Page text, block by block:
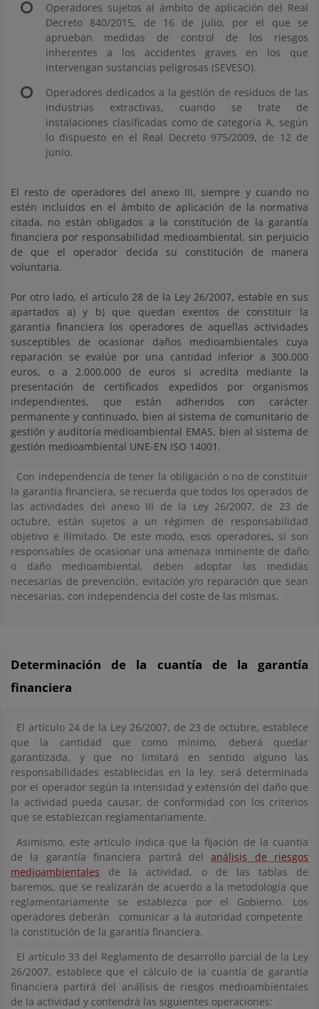
Operadores sujetos al ámbito de aplicación del Real
Decreto 840/2015, de 16 de julio, por el que se
aprueban medidas de control de los riesgos
inherentes a los accidentes graves en los que
intervengan sustancias peligrosas (SEVESO).
Operadores dedicados a la gestión de residuos de las
industrias extractivas, cuando se trate de
instalaciones clasificadas como de categoría A, según
lo dispuesto en el Real Decreto 975/2009, de 12 de
junio.
El resto de operadores del anexo III, siempre y cuando no
estén incluidos en el ámbito de aplicación de la normativa
citada, no están obligados a la constitución de la garantía
financiera por responsabilidad medioambiental, sin perjuicio
de que el operador decida su constitución de manera
voluntaria.
Por otro lado, el artículo 28 de la Ley 26/2007, estable en sus
apartados a) y b) que quedan exentos de constituir la
garantía financiera los operadores de aquellas actividades
susceptibles de ocasionar daños medioambientales cuya
reparación se evalúe por una cantidad inferior a 300.000
euros, o a 2.000.000 de euros si acredita mediante la
presentación de certificados expedidos por organismos
independientes, que están adheridos con carácter
permanente y continuado, bien al sistema de comunitario de
gestión y auditoría medioambiental EMAS, bien al sistema de
gestión medioambiental UNE-EN ISO 14001.
Con independencia de tener la obligación o no de constituir
la garantía financiera, se recuerda que todos los operados de
las actividades del anexo III de la Ley 26/2007, de 23 de
octubre, están sujetos a un régimen de responsabilidad
objetivo e ilimitado. De este modo, esos operadores, si son
responsables de ocasionar una amenaza inminente de daño
o daño medioambiental, deben adoptar las medidas
necesarias de prevención, evitación y/o reparación que sean
necesarias, con independencia del coste de las mismas.
Determinación de la cuantía de la garantía
financiera
El artículo 24 de la Ley 26/2007, de 23 de octubre, establece
que la cantidad que como mínimo, deberá quedar
garantizada, y que no limitará en sentido alguno las
responsabilidades establecidas en la ley, será determinada
por el operador según la intensidad y extensión del daño que
la actividad pueda causar, de conformidad con los criterios
que se establezcan reglamentariamente.
Asimismo, este artículo indica que la fijación de la cuantía
de la garantía financiera partirá delanálisis de riesgos
medioambientales de la actividad, o de las tablas de
baremos, que se realizarán de acuerdo a la metodología que
reglamentariamente se establezca por el Gobierno. Los
operadores deberán
comunicar a la autoridad competente
la constitución de la garantía financiera.
El artículo 33 del Reglamento de desarrollo parcial de la Ley
26/2007, establece que el cálculo de la cuantía de garantía
financiera partirá del análisis de riesgos medioambientales
de la actividad y contendrá las siguientes operaciones: